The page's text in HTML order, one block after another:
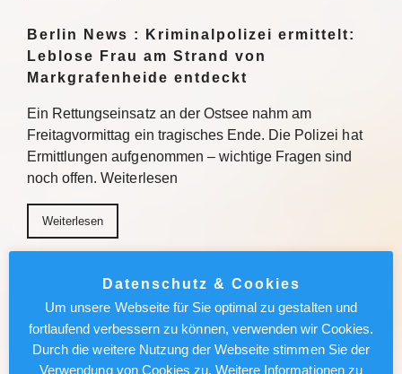
Berlin News : Kriminalpolizei ermittelt:
Leblose Frau am Strand von
Markgrafenheide entdeckt
Ein Rettungseinsatz an der Ostsee nahm am
Freitagvormittag ein tragisches Ende. Die Polizei hat
Ermittlungen aufgenommen – wichtige Fragen sind
noch offen. Weiterlesen
Weiterlesen
Berlin News : Warum Wetten auf
Polymarket in Deutschland strafbar sind
Polymarket ist in Deutschland gesperrt. Wer dort
trotzdem auf Wahlen, Kriege oder Gerichtsurteile
Datenschutz & Cookies
Um unsere Webseite für Sie optimal zu gestalten und
fortlaufend verbessern zu können, verwenden wir Cookies.
Durch die weitere Nutzung der Webseite stimmen Sie der
Verwendung von Cookies zu. Weitere Informationen zu